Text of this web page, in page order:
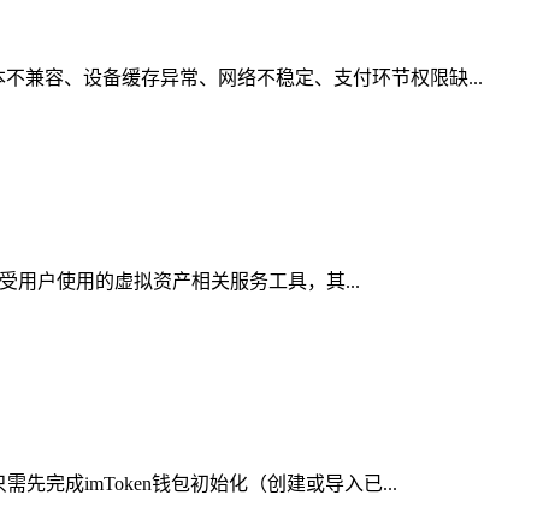
兼容、设备缓存异常、网络不稳定、支付环节权限缺...
用户使用的虚拟资产相关服务工具，其...
先完成imToken钱包初始化（创建或导入已...